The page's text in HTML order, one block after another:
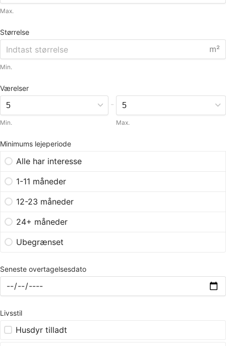
Max.
Størrelse
m²
Min.
Værelser
Min.
-
Max.
Minimums lejeperiode
Alle har interesse
1-11 måneder
12-23 måneder
24+ måneder
Ubegrænset
Seneste overtagelsesdato
Livsstil
Husdyr tilladt